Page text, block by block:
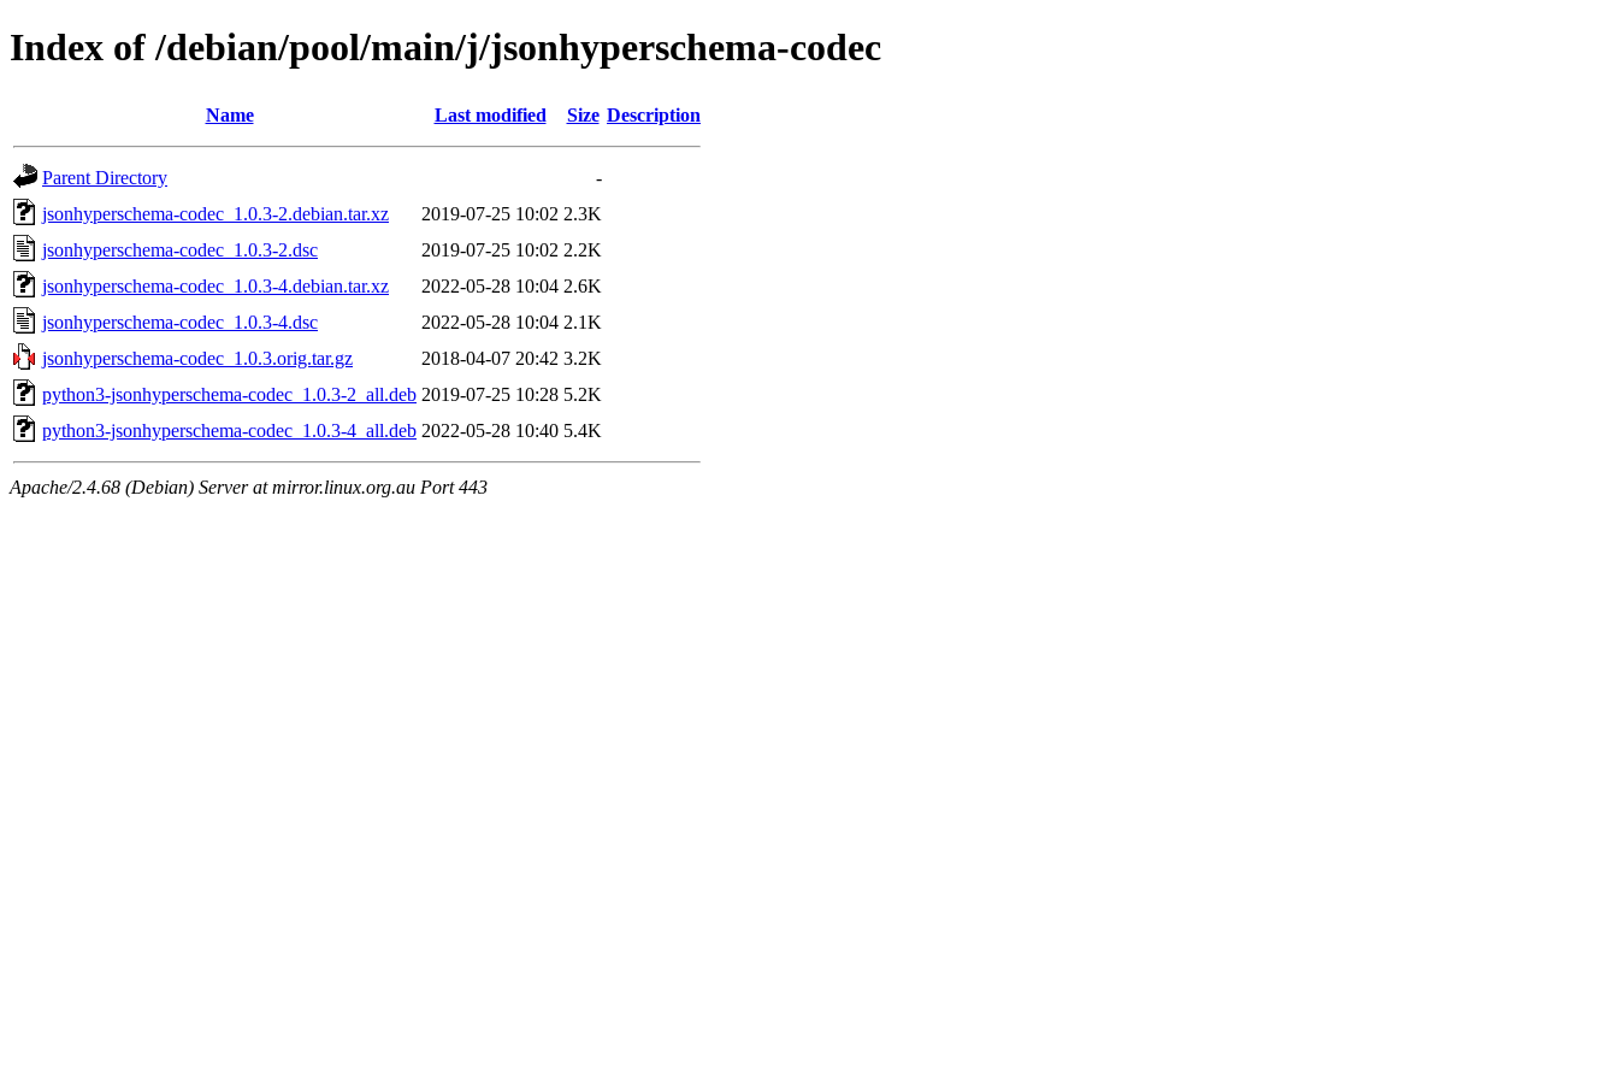
Index of /debian/pool/main/j/jsonhyperschema-codec
Name Last modified Size Description
Parent Directory
-
jsonhyperschema-codec_1.0.3-2.debian.tar.xz
2019-07-25 10:02 2.3K
jsonhyperschema-codec_1.0.3-2.dsc
2019-07-25 10:02 2.2K
jsonhyperschema-codec_1.0.3-4.debian.tar.xz
2022-05-28 10:04 2.6K
jsonhyperschema-codec_1.0.3-4.dsc
2022-05-28 10:04 2.1K
jsonhyperschema-codec_1.0.3.orig.tar.gz
2018-04-07 20:42 3.2K
python3-jsonhyperschema-codec_1.0.3-2_all.deb 2019-07-25 10:28 5.2K
python3-jsonhyperschema-codec_1.0.3-4_all.deb 2022-05-28 10:40 5.4K
Apache/2.4.68 (Debian) Server at mirror.linux.org.au Port 443